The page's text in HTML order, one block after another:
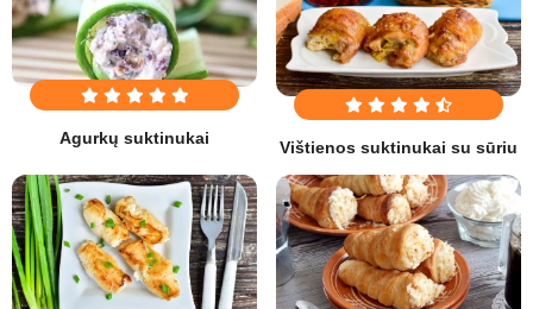
Agurkų suktinukai
Vištienos suktinukai su sūriu